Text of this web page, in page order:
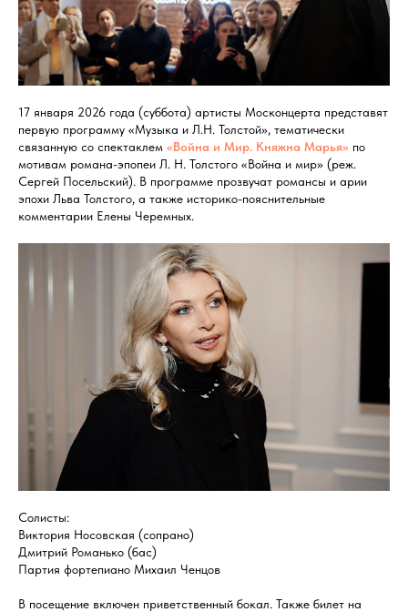
17 января 2026 года (суббота) артисты Москонцерта представят
первую программу «Музыка и Л.Н. Толстой», тематически
связанную со спектаклем «Война и Мир. Княжна Марья» по
мотивам романа-эпопеи Л. Н. Толстого «Война и мир» (реж.
Сергей Посельский). В программе прозвучат романсы и арии
эпохи Льва Толстого, а также историко-пояснительные
комментарии Елены Черемных.
Солисты:
Виктория Носовская (сопрано)
Дмитрий Романько (бас)
Партия фортепиано Михаил Ченцов
В посещение включен приветственный бокал. Также билет на